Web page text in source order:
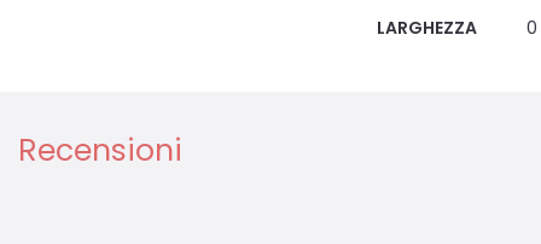
LARGHEZZA 0
Recensioni